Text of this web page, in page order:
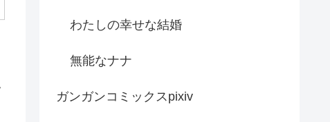
わたしの幸せな結婚
無能なナナ
ガンガンコミックスpixiv